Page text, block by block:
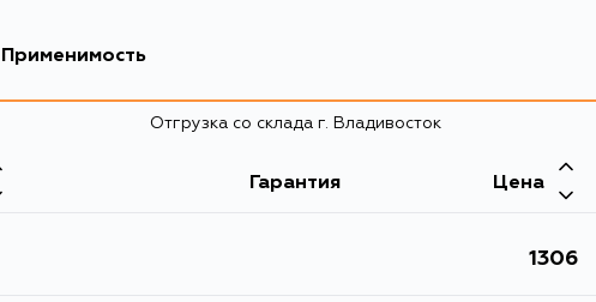
EAN-13
фильтры гидравлической системы
Применимость
Отгрузка со склада г. Владивосток
Гарантия Цена
1306